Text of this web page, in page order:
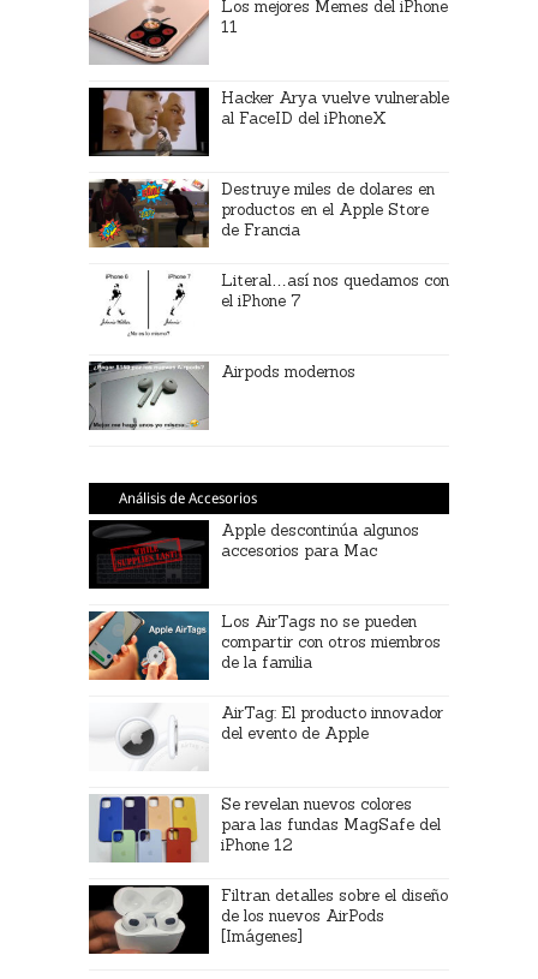
Los mejores Memes del iPhone
11
Hacker Arya vuelve vulnerable
al FaceID del iPhoneX
Destruye miles de dolares en
productos en el Apple Store
de Francia
Literal…así nos quedamos con
el iPhone 7
Airpods modernos
Análisis de Accesorios
Apple descontinúa algunos
accesorios para Mac
Los AirTags no se pueden
compartir con otros miembros
de la familia
AirTag: El producto innovador
del evento de Apple
Se revelan nuevos colores
para las fundas MagSafe del
iPhone 12
Filtran detalles sobre el diseño
de los nuevos AirPods
[Imágenes]